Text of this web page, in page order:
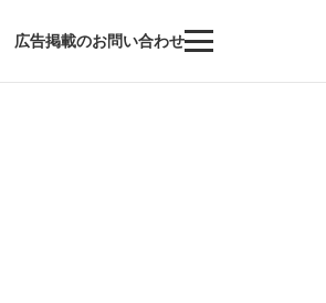
広告掲載のお問い合わせ